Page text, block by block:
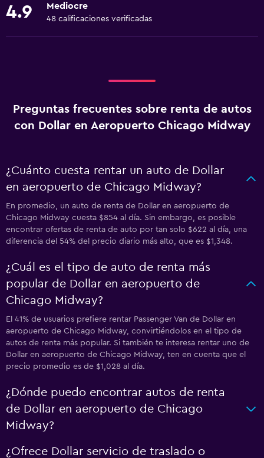
4.9 Mediocre
48 calificaciones verificadas
Preguntas frecuentes sobre renta de autos
con Dollar en Aeropuerto Chicago Midway
¿Cuánto cuesta rentar un auto de Dollar
en aeropuerto de Chicago Midway?
En promedio, un auto de renta de Dollar en aeropuerto de
Chicago Midway cuesta $854 al día. Sin embargo, es posible
encontrar ofertas de renta de auto por tan solo $622 al día, una
diferencia del 54% del precio diario más alto, que es $1,348.
¿Cuál es el tipo de auto de renta más
popular de Dollar en aeropuerto de
Chicago Midway?
El 41% de usuarios prefiere rentar Passenger Van de Dollar en
aeropuerto de Chicago Midway, convirtiéndolos en el tipo de
autos de renta más popular. Si también te interesa rentar uno de
Dollar en aeropuerto de Chicago Midway, ten en cuenta que el
precio promedio es de $1,028 al día.
¿Dónde puedo encontrar autos de renta
de Dollar en aeropuerto de Chicago
Midway?
¿Ofrece Dollar servicio de traslado o